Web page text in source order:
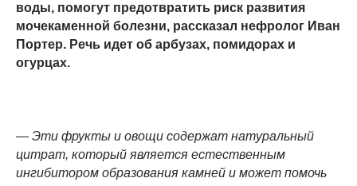
воды, помогут предотвратить риск развития
мочекаменной болезни, рассказал нефролог Иван
Портер. Речь идет об арбузах, помидорах и
огурцах.
— Эти фрукты и овощи содержат натуральный
цитрат, который является естественным
ингибитором образования камней и может помочь